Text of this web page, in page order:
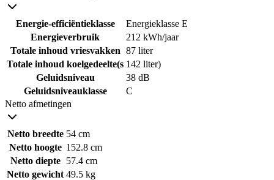
Energie-efficiëntieklasse
Energieklasse E
Energieverbruik
212 kWh/jaar
Totale inhoud vriesvakken 87 liter
Totale inhoud koelgedeelte(s 142 liter)
Geluidsniveau
38 dB
Geluidsniveauklasse
C
Netto afmetingen
Netto breedte 54 cm
Netto hoogte 152.8 cm
Netto diepte
57.4 cm
Netto gewicht 49.5 kg